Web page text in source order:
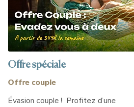
Offre spéciale
Offre couple
Évasion couple ! Profitez d’une